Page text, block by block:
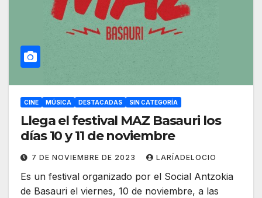
CINE MÚSICA DESTACADAS SIN CATEGORÍA
Llega el festival MAZ Basauri los
días 10 y 11 de noviembre
7 DE NOVIEMBRE DE 2023 LARÍADELOCIO
Es un festival organizado por el Social Antzokia
de Basauri el viernes, 10 de noviembre, a las